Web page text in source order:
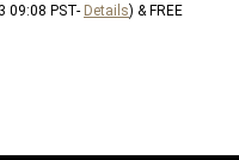
09:08 PST- Details) & FREE